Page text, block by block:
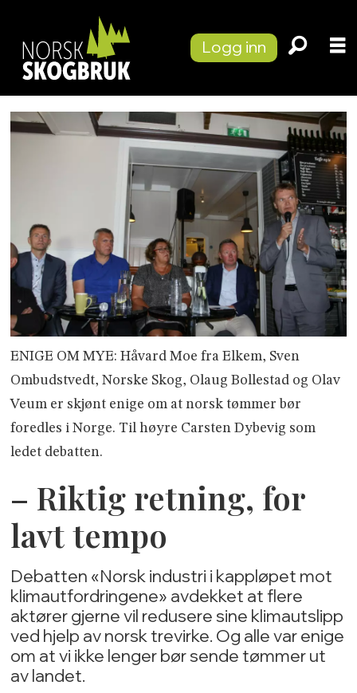
Logg inn
ENIGE OM MYE: Håvard Moe fra Elkem, Sven
Ombudstvedt, Norske Skog, Olaug Bollestad og Olav
Veum er skjønt enige om at norsk tømmer bør
foredles i Norge. Til høyre Carsten Dybevig som
ledet debatten.
– Riktig retning, for
lavt tempo
Debatten «Norsk industri i kappløpet mot
klimautfordringene» avdekket at flere
aktører gjerne vil redusere sine klimautslipp
ved hjelp av norsk trevirke. Og alle var enige
om at vi ikke lenger bør sende tømmer ut
av landet.